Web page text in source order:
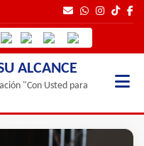
ALCANCE
"Con Usted para